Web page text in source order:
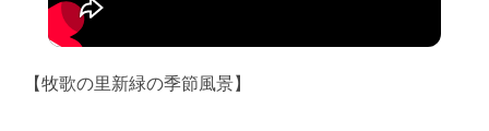
【牧歌の里新緑の季節風景】